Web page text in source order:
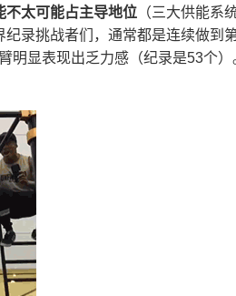
不太可能占主导地位 （三大供能系
录挑战者们，通常都是连续做到
明显表现出乏力感（纪录是53个）